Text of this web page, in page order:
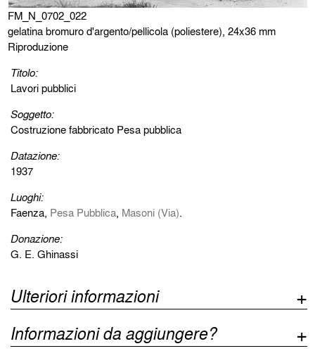
FM_N_0702_022
gelatina bromuro d'argento/pellicola (poliestere), 24x36 mm
Riproduzione
Titolo:
Lavori pubblici
Soggetto:
Costruzione fabbricato Pesa pubblica
Datazione:
1937
Luoghi:
Faenza, Pesa Pubblica, Masoni (Via).
Donazione:
G. E. Ghinassi
Ulteriori informazioni
Informazioni da aggiungere?